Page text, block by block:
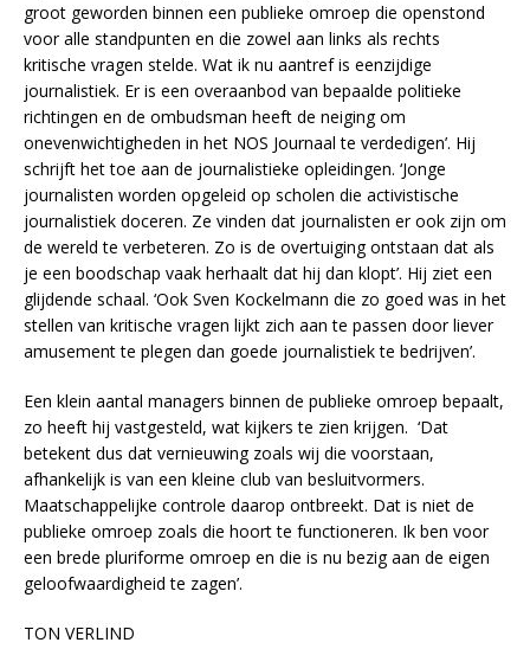
groot geworden binnen een publieke omroep die openstond
voor alle standpunten en die zowel aan links als rechts
kritische vragen stelde. Wat ik nu aantref is eenzijdige
journalistiek. Er is een overaanbod van bepaalde politieke
richtingen en de ombudsman heeft de neiging om
onevenwichtigheden in het NOS Journaal te verdedigen’. Hij
schrijft het toe aan de journalistieke opleidingen. ‘Jonge
journalisten worden opgeleid op scholen die activistische
journalistiek doceren. Ze vinden dat journalisten er ook zijn om
de wereld te verbeteren. Zo is de overtuiging ontstaan dat als
je een boodschap vaak herhaalt dat hij dan klopt’. Hij ziet een
glijdende schaal. ‘Ook Sven Kockelmann die zo goed was in het
stellen van kritische vragen lijkt zich aan te passen door liever
amusement te plegen dan goede journalistiek te bedrijven’.
Een klein aantal managers binnen de publieke omroep bepaalt,
zo heeft hij vastgesteld, wat kijkers te zien krijgen. ‘Dat
betekent dus dat vernieuwing zoals wij die voorstaan,
afhankelijk is van een kleine club van besluitvormers.
Maatschappelijke controle daarop ontbreekt. Dat is niet de
publieke omroep zoals die hoort te functioneren. Ik ben voor
een brede pluriforme omroep en die is nu bezig aan de eigen
geloofwaardigheid te zagen’.
TON VERLIND